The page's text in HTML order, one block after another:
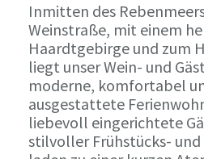
Inmitten des
Weinstraße, mit einem
Haardtgebirge und zum
liegt unser Wein- und
moderne, komfortabel
ausgestattete
liebevoll eingerichtete
stilvoller Frühstücks-